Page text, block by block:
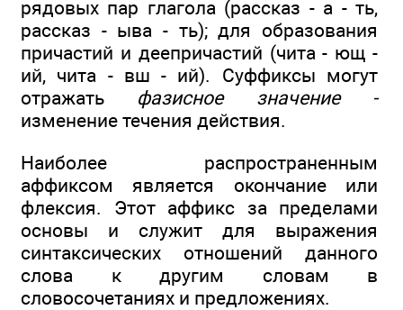
рядовых пар глагола (рассказ - а - ть,
рассказ - ыва - ть); для образования
причастий и деепричастий (чита - ющ -
ий, чита - вш - ий). Суффиксы могут
отражать фазисное значение -
изменение течения действия.
Наиболее распространенным
аффиксом является окончание или
флексия. Этот аффикс за пределами
основы и служит для выражения
синтаксических отношений данного
слова к другим словам в
словосочетаниях и предложениях.